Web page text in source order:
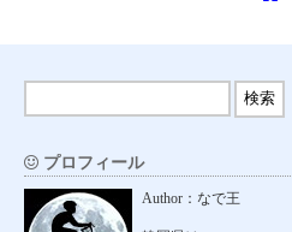
プロフィール
Author：なで王